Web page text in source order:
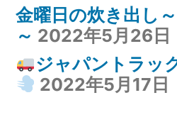
金曜日の炊き出し
～ 2022年5月26日
ジャパントラッ
2022年5月17日